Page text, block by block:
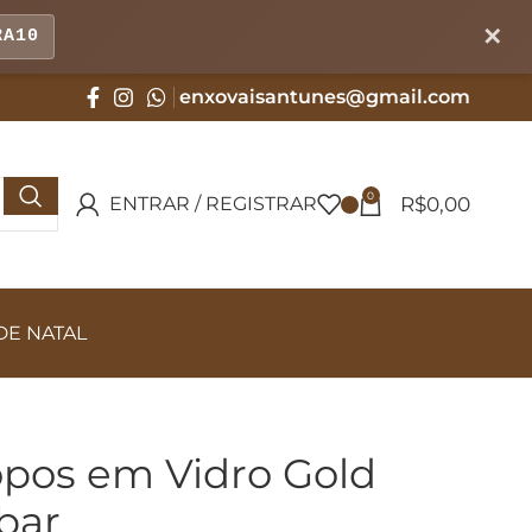
✕
enxovaisantunes@gmail.com
ENTRAR / REGISTRAR 0 R$0,00
NATAL
em Vidro Gold